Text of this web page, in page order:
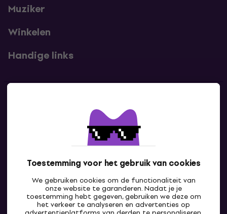
Toestemming voor het gebruik van cookies
We gebruiken cookies om de functionaliteit van
onze website te garanderen. Nadat je je
toestemming hebt gegeven, gebruiken we deze om
het verkeer te analyseren en advertenties op
Muziker
Winkelen
Handige links
Neem contact met ons op